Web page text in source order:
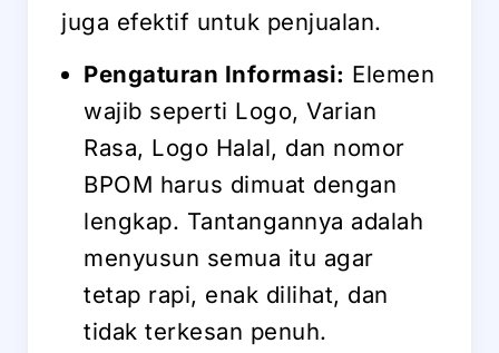
juga efektif untuk penjualan.
Pengaturan Informasi: Elemen
wajib seperti Logo, Varian
Rasa, Logo Halal, dan nomor
BPOM harus dimuat dengan
lengkap. Tantangannya adalah
menyusun semua itu agar
tetap rapi, enak dilihat, dan
tidak terkesan penuh.